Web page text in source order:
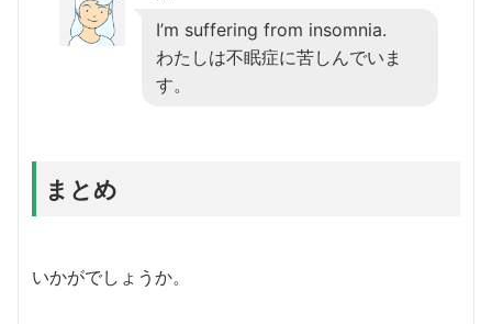
I’m suffering from insomnia.
わたしは不眠症に苦しんでいま
す。
まとめ
いかがでしょうか。